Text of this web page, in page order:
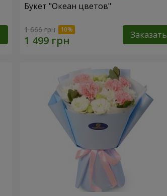
Букет "Океан цветов"
1 666 грн Заказать